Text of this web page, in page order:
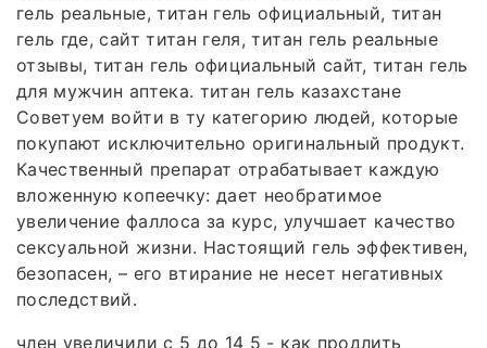
гель реальные, титан гель официальный, титан
гель где, сайт титан геля, титан гель реальные
отзывы, титан гель официальный сайт, титан гель
для мужчин аптека. титан гель казахстане
Советуем войти в ту категорию людей, которые
покупают исключительно оригинальный продукт.
Качественный препарат отрабатывает каждую
вложенную копеечку: дает необратимое
увеличение фаллоса за курс, улучшает качество
сексуальной жизни. Настоящий гель эффективен,
безопасен, – его втирание не несет негативных
последствий.
член увеличили с 5 до 14 5 - как продлить